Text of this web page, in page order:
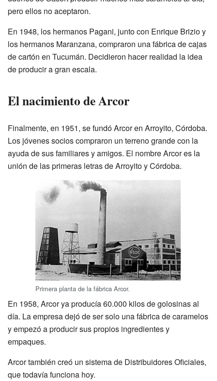
pero ellos no aceptaron.
En 1948, los hermanos Pagani, junto con Enrique Brizio y
los hermanos Maranzana, compraron una fábrica de cajas
de cartón en Tucumán. Decidieron hacer realidad la idea
de producir a gran escala.
El nacimiento de Arcor
Finalmente, en 1951, se fundó Arcor en Arroyito, Córdoba.
Los jóvenes socios compraron un terreno grande con la
ayuda de sus familiares y amigos. El nombre Arcor es la
unión de las primeras letras de Arroyito y Córdoba.
Primera planta de la fábrica Arcor.
En 1958, Arcor ya producía 60.000 kilos de golosinas al
día. La empresa dejó de ser solo una fábrica de caramelos
y empezó a producir sus propios ingredientes y
empaques.
Arcor también creó un sistema de Distribuidores Oficiales,
que todavía funciona hoy.